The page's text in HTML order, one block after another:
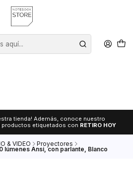
tienda! Además, conoce nuestro
productos etiquetados con RETIRO HOY
& VIDEO Proyectores
lúmenes Ansi, con parlante, Blanco